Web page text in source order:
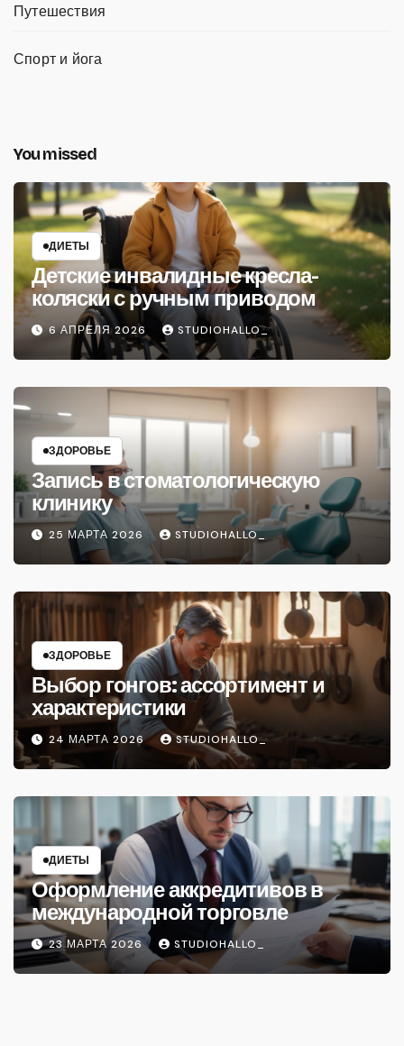
Путешествия
Спорт и йога
You missed
ДИЕТЫ
Детские инвалидные кресла-
коляски с ручным приводом
6 АПРЕЛЯ 2026 STUDIOHALLO_
ЗДОРОВЬЕ
Запись в стоматологическую
клинику
25 МАРТА 2026 STUDIOHALLO_
ЗДОРОВЬЕ
Выбор гонгов: ассортимент и
характеристики
24 МАРТА 2026 STUDIOHALLO_
ДИЕТЫ
Оформление аккредитивов в
международной торговле
23 МАРТА 2026 STUDIOHALLO_